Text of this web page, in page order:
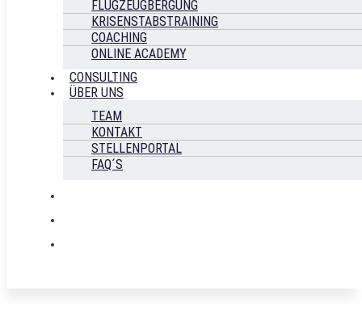
FLUGZEUGBERGUNG
KRISENSTABSTRAINING
COACHING
ONLINE ACADEMY
CONSULTING
ÜBER UNS
TEAM
KONTAKT
STELLENPORTAL
FAQ´S